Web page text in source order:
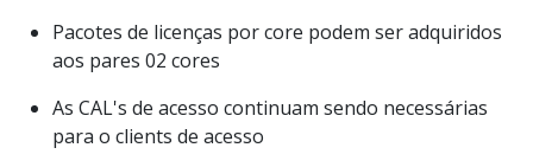
Pacotes de licenças por core podem ser adquiridos
aos pares 02 cores
As CAL's de acesso continuam sendo necessárias
para o clients de acesso